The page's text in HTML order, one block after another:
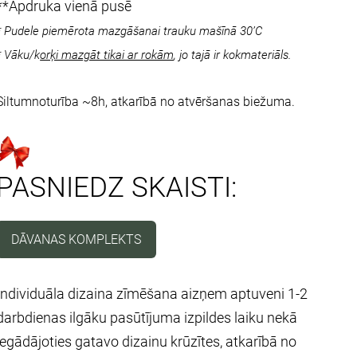
vienā pusē
Pudele piemērota mazgāšanai trauku mašīnā 30’C
Vāku/korķi mazgāt tikai ar rokām, jo tajā ir kokmateriāls.
~8h, atkarībā no atvēršanas biežuma.
SKAISTI:
DĀVANAS KOMPLEKTS
dizaina zīmēšana aizņem aptuveni 1-2
ilgāku pasūtījuma izpildes laiku nekā
gatavo dizainu krūzītes, atkarībā no